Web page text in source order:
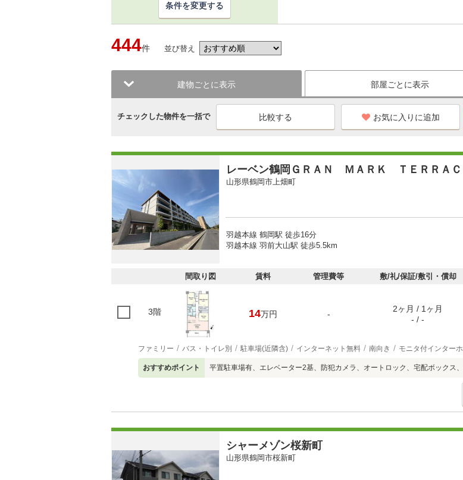
条件を変更する
444件 並び替え
建物ごとに表示 部屋ごとに表示
チェックした物件を一括で お気に入りに追加
レーベン鶴岡ＧＲＡＮ ＭＡＲＫ ＴＥＲＲＡＣ
山形県鶴岡市上畑町
羽越本線 鶴岡駅 徒歩16分
羽越本線 羽前大山駅 徒歩5.5km
間取り図 賃料 管理費等 敷/礼/保証/敷引・償却
3階 14万円 -
2ヶ月 / 1ヶ月
- / -
ファミリー バス・トイレ別 駐車場(近隣含) インターネット無料 南向き モニタ付インター
おすすめポイント 平置駐車場有、エレベーター2基、防犯カメラ、オートロック、宅配ボックス
シャーメゾン桜新町
山形県鶴岡市桜新町